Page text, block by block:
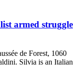
armed struggle
de Forest, 1060
Silvia is an Italian